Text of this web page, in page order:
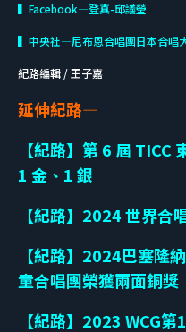
▍Facebook—登真-邱議瑩
▍中央社—尼布恩合唱團日本合唱
紀路編輯 / 王子嘉
延伸紀路—
【紀路】第 6 屆 TICC
1 金、1 銀
【紀路】2024 世界合
【紀路】2024巴塞隆
童合唱團榮獲兩面銅獎
【紀路】2023 WCG